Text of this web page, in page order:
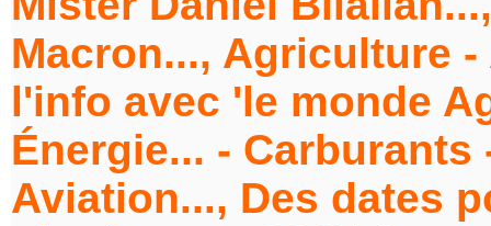
Macron..., Agriculture
l'info avec 'le monde
Énergie... - Carburants
Aviation..., Des dates